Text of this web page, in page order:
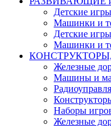
Детские
Машинки и
Детские
Машинки и
КОНСТРУКТОРЫ,
Железные
Машины и
Наборы
Железные